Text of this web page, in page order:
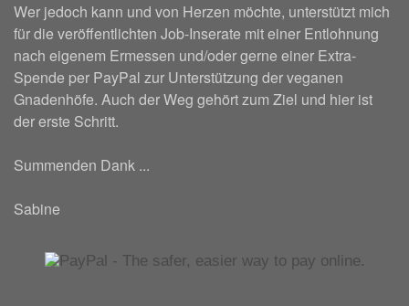
Wer jedoch kann und von Herzen möchte, unterstützt mich
für die veröffentlichten Job-Inserate mit einer Entlohnung
nach eigenem Ermessen und/oder gerne einer Extra-
Spende per PayPal zur Unterstützung der veganen
Gnadenhöfe. Auch der Weg gehört zum Ziel und hier ist
der erste Schritt.
Summenden Dank ...
Sabine